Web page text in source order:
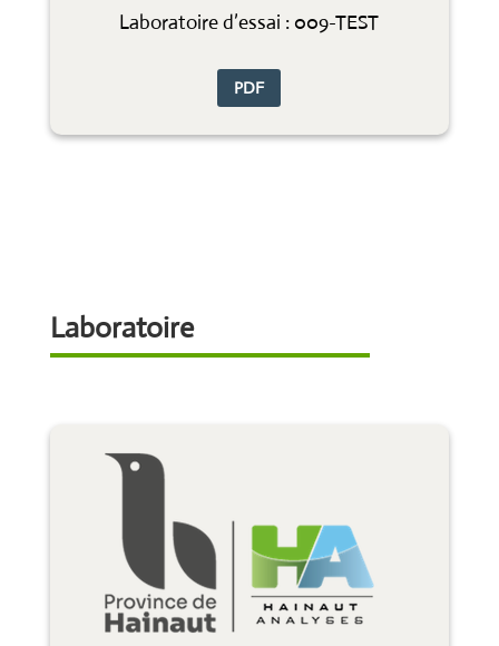
Laboratoire d’essai : 009-TEST
PDF
Laboratoire